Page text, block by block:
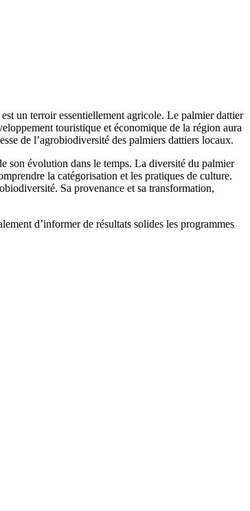
un terroir essentiellement agricole. Le palmier dattier
touristique et économique de la région aura
de l’agrobiodiversité des palmiers dattiers locaux.
son évolution dans le temps. La diversité du palmier
la catégorisation et les pratiques de culture.
Sa provenance et sa transformation,
d’informer de résultats solides les programmes